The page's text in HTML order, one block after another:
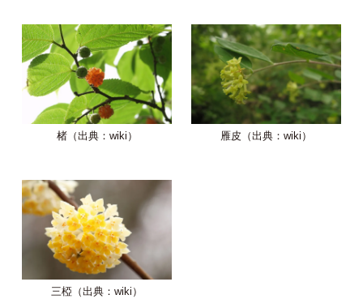
楮（出典：wiki） 雁皮（出典：wiki）
三椏（出典：wiki）